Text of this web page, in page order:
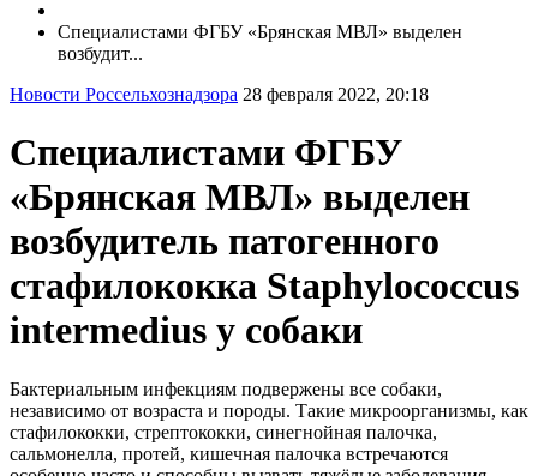
Специалистами ФГБУ «Брянская МВЛ» выделен
возбудит...
Новости Россельхознадзора 28 февраля 2022, 20:18
Специалистами ФГБУ
«Брянская МВЛ» выделен
возбудитель патогенного
стафилококка Staphylococcus
intermedius у собаки
Бактериальным инфекциям подвержены все собаки,
независимо от возраста и породы. Такие микроорганизмы, как
стафилококки, стрептококки, синегнойная палочка,
сальмонелла, протей, кишечная палочка встречаются